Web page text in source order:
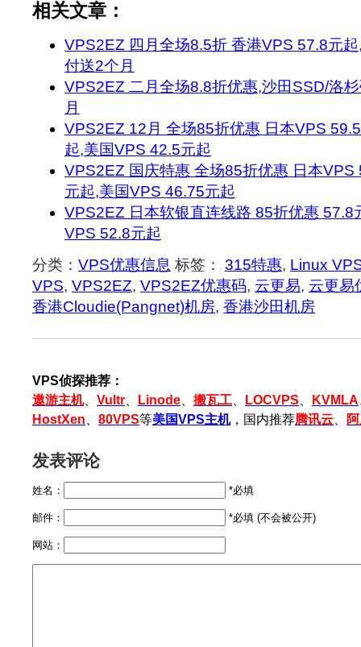
相关文章：
VPS2EZ 四月全场8.5折 香港VPS 57.8元
付送2个月
VPS2EZ 二月全场8.8折优惠,沙田SSD/洛
月
VPS2EZ 12月 全场85折优惠 日本VPS
起,美国VPS 42.5元起
VPS2EZ 国庆特惠 全场85折优惠 日本
元起,美国VPS 46.75元起
VPS2EZ 日本软银直连线路 85折优惠 57.8
VPS 52.8元起
分类： VPS优惠信息 标签： 315特惠, Linux
VPS, VPS2EZ, VPS2EZ优惠码, 云更易, 云更易
香港Cloudie(Pangnet)机房, 香港沙田机房
VPS侦探推荐：
遨游主机、 Vultr Linode 搬瓦工 LOCVPS KVMLA
HostXen
80VPS等美国VPS主机，国内推荐腾讯云
发表评论
姓名： *必填
邮件： *必填 (不会被公开)
网站：